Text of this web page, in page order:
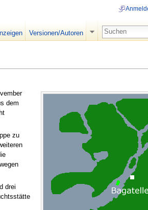
dem
zu
drei
Versionen/Autoren